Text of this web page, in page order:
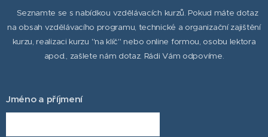
Seznamte se s nabídkou vzdělávacích kurzů. Pokud máte dotaz
na obsah vzdělávacího programu, technické a organizační zajištění
kurzu, realizaci kurzu "na klíč" nebo online formou, osobu lektora
apod., zašlete nám dotaz. Rádi Vám odpovíme.
Jméno a příjmení